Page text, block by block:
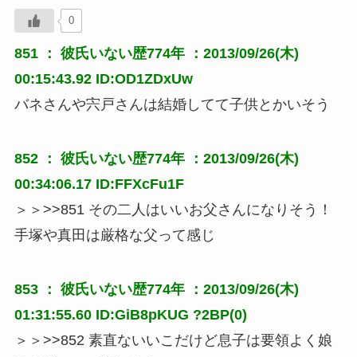
0
851 ： 彼氏いない歴774年
：2013/09/26(木)
00:15:43.92 ID:OD1ZDxUw
バネさんや宍戸さんは結婚してて子供とかいそう
852 ： 彼氏いない歴774年
：2013/09/26(木)
00:34:06.17 ID:FFXcFu1F
＞＞>>851 その二人はいいお父さんになりそう！
手塚や真田は厳格な父って感じ
853 ： 彼氏いない歴774年
：2013/09/26(木)
01:31:55.60 ID:GiB8pKUG ?2BP(0)
＞＞>>852 素直ないいこだけど息子は要領よく娘